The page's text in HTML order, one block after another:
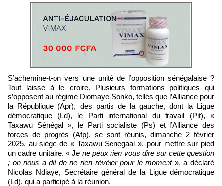
S’achemine-t-on vers une unité de l’opposition sénégalaise ?
Tout laisse à le croire. Plusieurs formations politiques qui
s’opposent au régime Diomaye-Sonko, telles que l’Alliance pour
la République (Apr), des partis de la gauche, dont la Ligue
démocratique (Ld), le Parti international du travail (Pit), «
Taxawu Sénégal », le Parti socialiste (Ps) et l’Alliance des
forces de progrès (Afp), se sont réunis, dimanche 2 février
2025, au siège de « Taxawu Senegaal », pour mettre sur pied
un cadre unitaire. « Je ne peux rien vous dire sur cette question
; on nous a dit de ne rien révéler pour le moment », a déclaré
Nicolas Ndiaye, Secrétaire général de la Ligue démocratique
(Ld), qui a participé à la réunion.